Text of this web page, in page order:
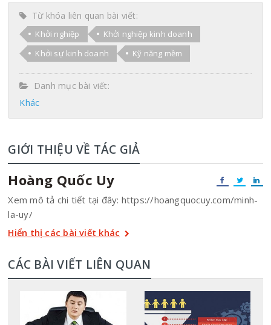
Từ khóa liên quan bài viết:
Khởi nghiệp
Khởi nghiệp kinh doanh
Khởi sự kinh doanh
Kỹ năng mềm
Danh mục bài viết:
Khác
GIỚI THIỆU VỀ TÁC GIẢ
Hoàng Quốc Uy
Xem mô tả chi tiết tại đây: https://hoangquocuy.com/minh-
la-uy/
Hiển thị các bài viết khác
CÁC BÀI VIẾT LIÊN QUAN